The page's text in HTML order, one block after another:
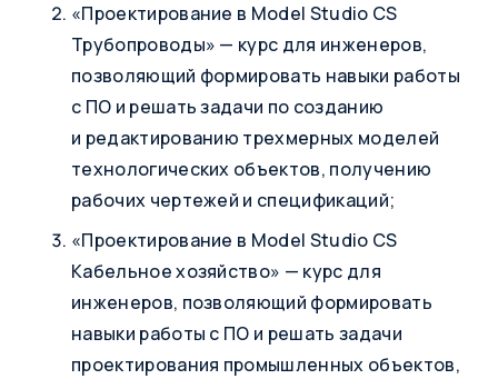
«Проектирование в Model Studio CS
Трубопроводы» — курс для инженеров,
позволяющий формировать навыки работы
с ПО и решать задачи по созданию
и редактированию трехмерных моделей
технологических объектов, получению
рабочих чертежей и спецификаций;
«Проектирование в Model Studio CS
Кабельное хозяйство» — курс для
инженеров, позволяющий формировать
навыки работы с ПО и решать задачи
проектирования промышленных объектов,